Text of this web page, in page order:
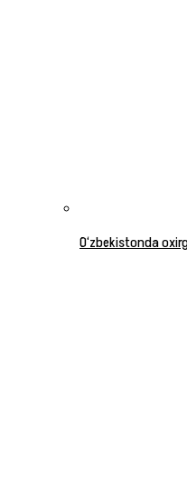
O‘zbekistonda